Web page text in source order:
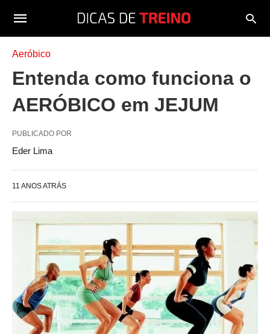
Aeróbico
Entenda como funciona o
AERÓBICO em JEJUM
PUBLICADO POR
Eder Lima
11 ANOS ATRÁS